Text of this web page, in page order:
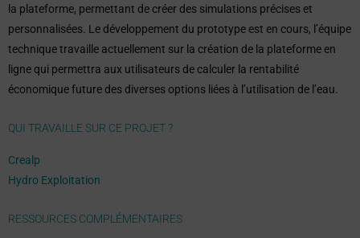
la plateforme, permettant de créer des simulations précises et
personnalisées. Le développement du prototype est en cours, l’équipe
technique travaille actuellement sur la création de la plateforme en
ligne qui permettra aux utilisateurs de calculer la rentabilité
économique future des diverses options liées à l’utilisation de l’eau.
QUI TRAVAILLE SUR CE PROJET ?
Crealp
Hydro Exploitation
RESSOURCES COMPLÉMENTAIRES